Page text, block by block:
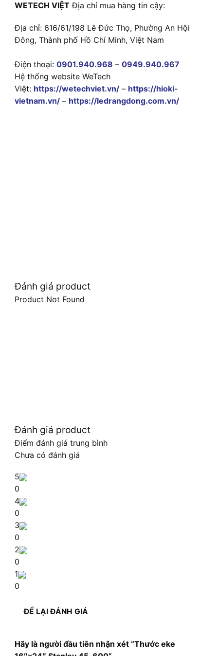
WETECH VIỆT Địa chỉ mua hàng tin cậy:
Địa chỉ: 616/61/198 Lê Đức Thọ, Phường An Hội
Đông, Thành phố Hồ Chí Minh, Việt Nam
Điện thoại: 0901.940.968 – 0949.940.967
Hệ thống website WeTech
Việt: https://wetechviet.vn/ – https://hioki-
vietnam.vn/ – https://ledrangdong.com.vn/
Đánh giá product
Product Not Found
Đánh giá product
Điểm đánh giá trung bình
Chưa có đánh giá
5
0
4
0
3
0
2
0
1
0
ĐỂ LẠI ĐÁNH GIÁ
Hãy là người đầu tiên nhận xét “Thước eke